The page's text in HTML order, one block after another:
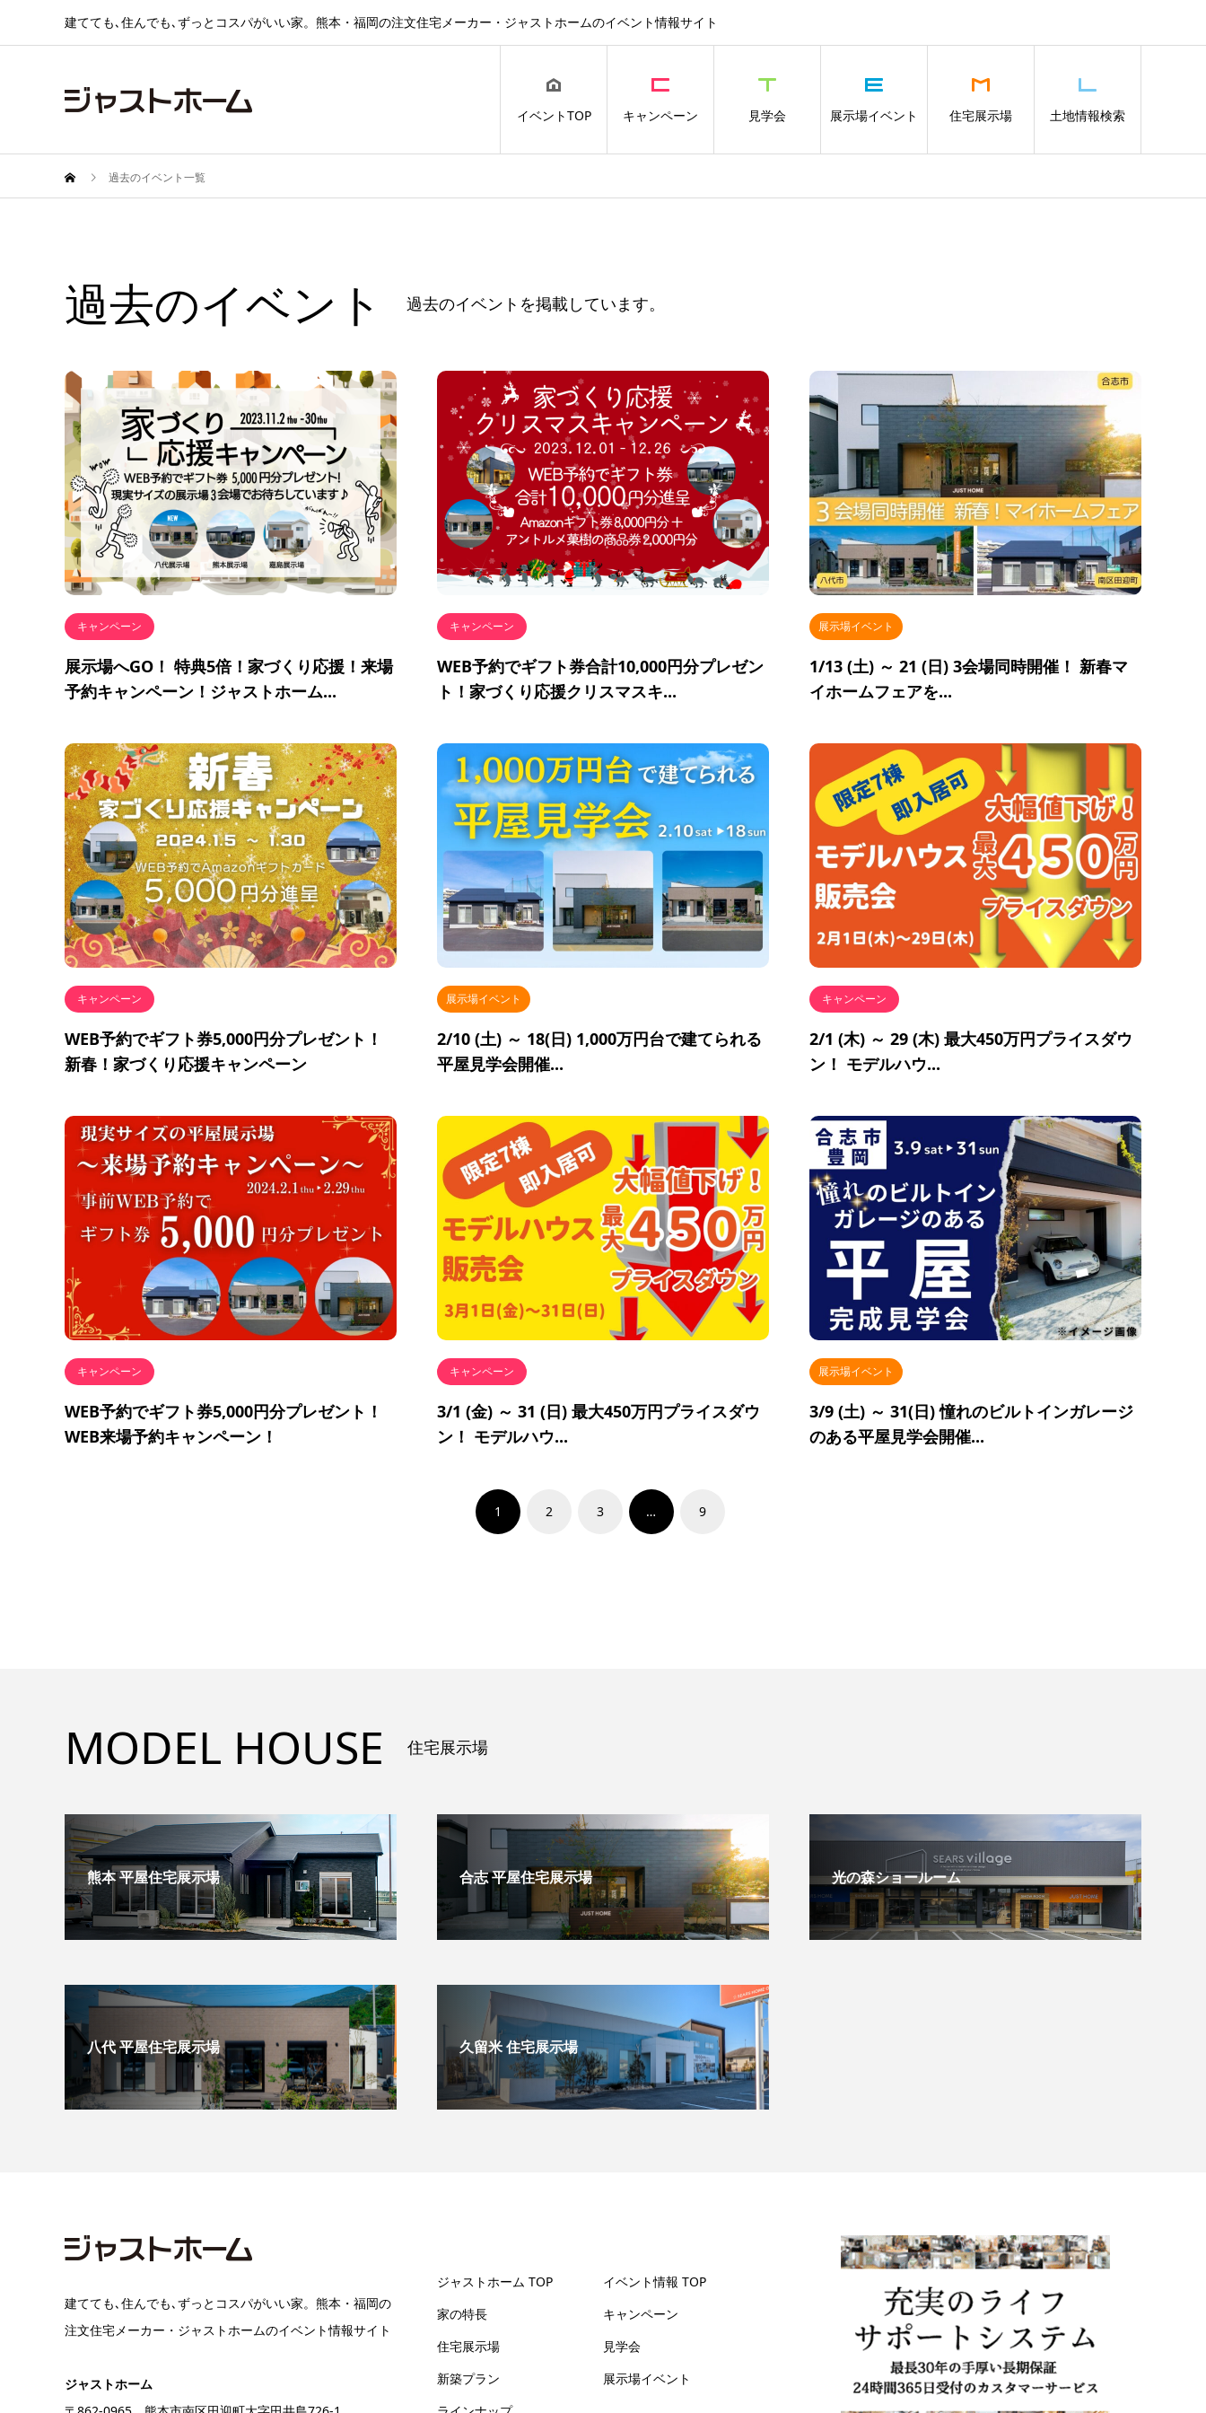
建てても､住んでも､ずっとコスパがいい家。熊本・福岡の注文住宅メーカー・ジャストホームのイベント情報サイト
イベントTOP キャンペーン 見学会 展示場イベント 住宅展示場 土地情報検索
過去のイベント一覧
過去のイベント 過去のイベントを掲載しています。
キャンペーン
展示場へGO！ 特典5倍！家づくり応援！来場
予約キャンペーン！ジャストホーム...
キャンペーン
WEB予約でギフト券合計10,000円分プレゼン
ト！家づくり応援クリスマスキ...
展示場イベント
1/13 (土) ～ 21 (日) 3会場同時開催！ 新春マ
イホームフェアを...
キャンペーン
WEB予約でギフト券5,000円分プレゼント！
新春！家づくり応援キャンペーン
展示場イベント
2/10 (土) ～ 18(日) 1,000万円台で建てられる
平屋見学会開催...
キャンペーン
2/1 (木) ～ 29 (木) 最大450万円プライスダウ
ン！ モデルハウ...
キャンペーン
WEB予約でギフト券5,000円分プレゼント！
WEB来場予約キャンペーン！
キャンペーン
3/1 (金) ～ 31 (日) 最大450万円プライスダウ
ン！ モデルハウ...
展示場イベント
3/9 (土) ～ 31(日) 憧れのビルトインガレージ
のある平屋見学会開催...
1 2 3 … 9
MODEL HOUSE 住宅展示場
熊本 平屋住宅展示場 合志 平屋住宅展示場 光の森ショールーム
八代 平屋住宅展示場 久留米 住宅展示場
建てても､住んでも､ずっとコスパがいい家。熊本・福岡の
注文住宅メーカー・ジャストホームのイベント情報サイト
ジャストホーム
ジャストホーム TOP
家の特長
住宅展示場
新築プラン
イベント情報 TOP
キャンペーン
見学会
展示場イベント